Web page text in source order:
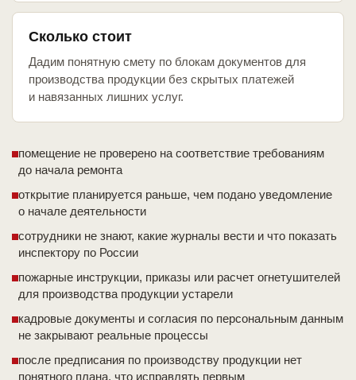
Сколько стоит
Дадим понятную смету по блокам документов для
производства продукции без скрытых платежей
и навязанных лишних услуг.
помещение не проверено на соответствие требованиям
до начала ремонта
открытие планируется раньше, чем подано уведомление
о начале деятельности
сотрудники не знают, какие журналы вести и что показать
инспектору по России
пожарные инструкции, приказы или расчет огнетушителей
для производства продукции устарели
кадровые документы и согласия по персональным данным
не закрывают реальные процессы
после предписания по производству продукции нет
понятного плана, что исправлять первым